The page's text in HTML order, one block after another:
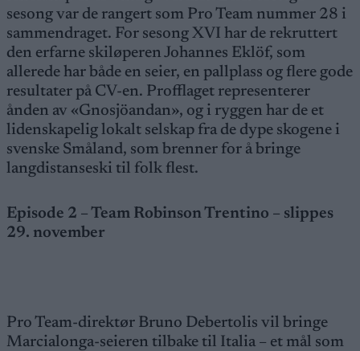
sesong var de rangert som Pro Team nummer 28 i
sammendraget. For sesong XVI har de rekruttert
den erfarne skiløperen Johannes Eklöf, som
allerede har både en seier, en pallplass og flere gode
resultater på CV-en. Profflaget representerer
ånden av «Gnosjöandan», og i ryggen har de et
lidenskapelig lokalt selskap fra de dype skogene i
svenske Småland, som brenner for å bringe
langdistanseski til folk flest.
Episode 2 – Team Robinson Trentino – slippes
29. november
Pro Team-direktør Bruno Debertolis vil bringe
Marcialonga-seieren tilbake til Italia – et mål som